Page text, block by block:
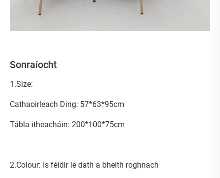
Sonraíocht
1.Size:
Cathaoirleach Ding: 57*63*95cm
Tábla itheacháin: 200*100*75cm
2.Colour: Is féidir le dath a bheith roghnach